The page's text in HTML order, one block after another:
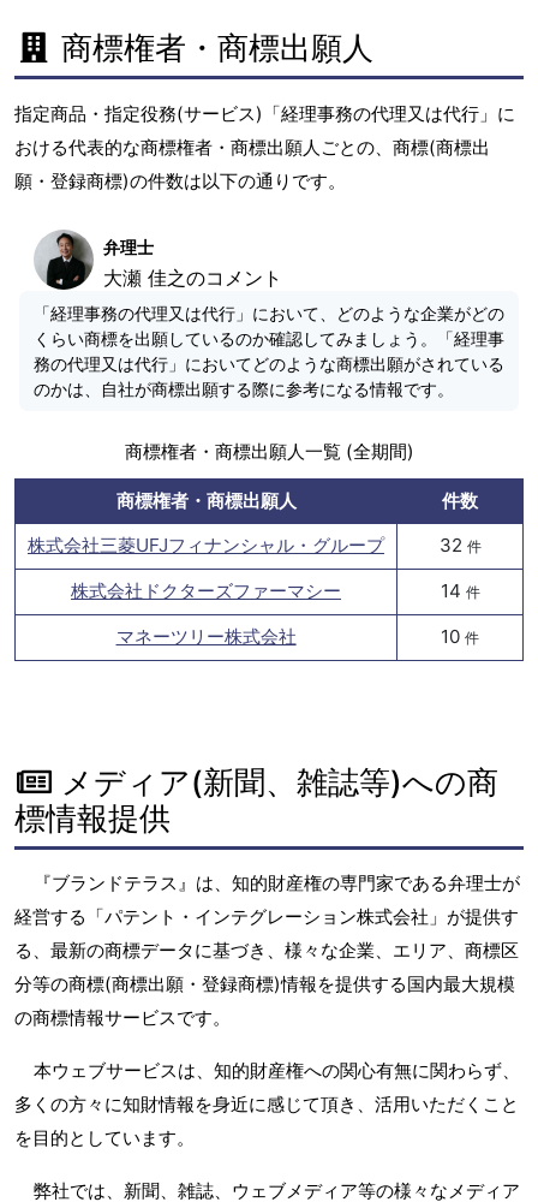
商標権者・商標出願人
指定商品・指定役務(サービス)「経理事務の代理又は代行」に
おける代表的な商標権者・商標出願人ごとの、商標(商標出
願・登録商標)の件数は以下の通りです。
弁理士
大瀬 佳之のコメント
「経理事務の代理又は代行」において、どのような企業がどの
くらい商標を出願しているのか確認してみましょう。「経理事
務の代理又は代行」においてどのような商標出願がされている
のかは、自社が商標出願する際に参考になる情報です。
商標権者・商標出願人一覧 (全期間)
商標権者・商標出願人
件数
株式会社三菱UFJフィナンシャル・グループ
32 件
株式会社ドクターズファーマシー 14 件
マネーツリー株式会社 10 件
メディア(新聞、雑誌等)への商
標情報提供
『ブランドテラス』は、知的財産権の専門家である弁理士が
経営する「パテント・インテグレーション株式会社」が提供す
る、最新の商標データに基づき、様々な企業、エリア、商標区
分等の商標(商標出願・登録商標)情報を提供する国内最大規模
の商標情報サービスです。
本ウェブサービスは、知的財産権への関心有無に関わらず、
多くの方々に知財情報を身近に感じて頂き、活用いただくこと
を目的としています。
弊社では、新聞、雑誌、ウェブメディア等の様々なメディア